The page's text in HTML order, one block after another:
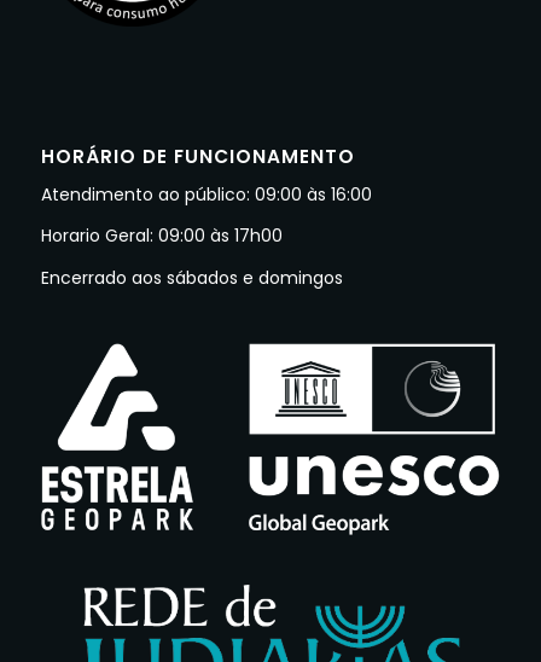
HORÁRIO DE FUNCIONAMENTO
Atendimento ao público: 09:00 às 16:00
Horario Geral: 09:00 às 17h00
Encerrado aos sábados e domingos